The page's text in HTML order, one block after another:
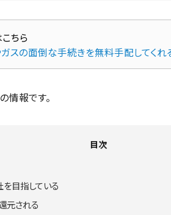
スの面倒な手続きを無料手配してくれ
報です。
目次
目指している
元される